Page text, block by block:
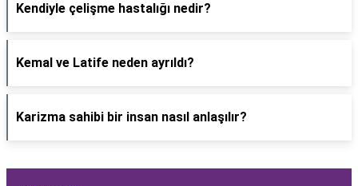
Kendiyle çelişme hastalığı nedir?
Kemal ve Latife neden ayrıldı?
Karizma sahibi bir insan nasıl anlaşılır?